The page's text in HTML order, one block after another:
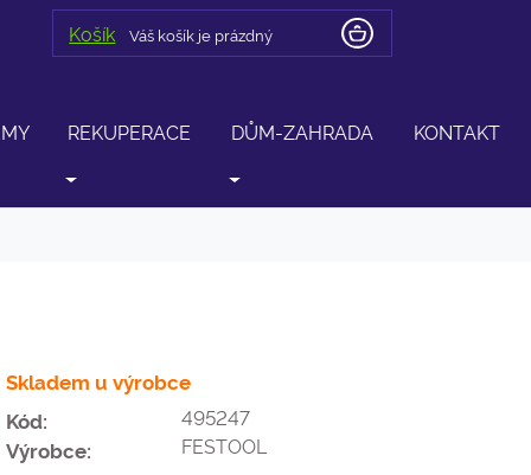
Košík Váš košík je prázdný
REKUPERACE DŮM-ZAHRADA KONTAKT
Skladem u výrobce
Kód:
495247
Výrobce:
FESTOOL